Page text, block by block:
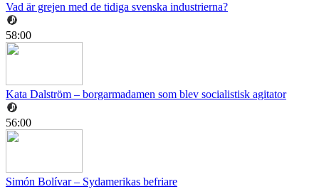
Vad är grejen med de tidiga svenska industrierna?
58:00
Kata Dalström – borgarmadamen som blev socialistisk agitator
56:00
Simón Bolívar – Sydamerikas befriare